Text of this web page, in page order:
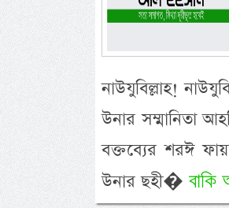
নাউযুবিল্লাহ!
উনার সম্মানিতা
বক্তব্যের শরঈ
উনার ছহী�